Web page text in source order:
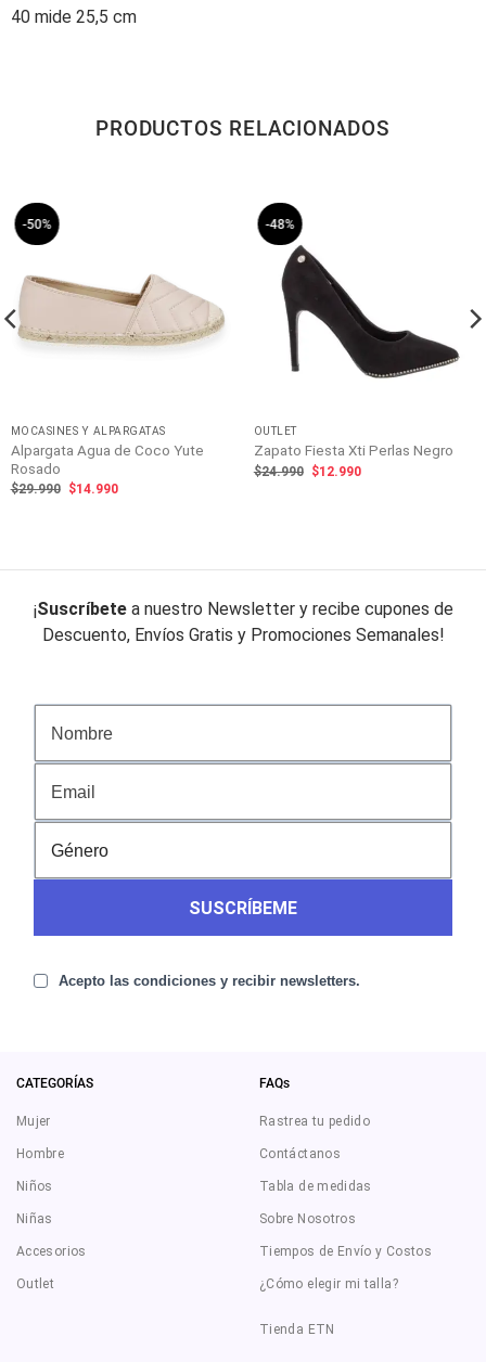
40 mide 25,5 cm
PRODUCTOS RELACIONADOS
-50%
MOCASINES Y ALPARGATAS
Alpargata Agua de Coco Yute
Rosado
$29.990
El
$14.990El
-48%
OUTLET
Zapato Fiesta Xti Perlas Negro
$24.990 El
$12.990El
¡Suscríbete a nuestro Newsletter y recibe cupones de
Descuento, Envíos Gratis y Promociones Semanales!
SUSCRÍBEME
Acepto las condiciones y recibir newsletters.
CATEGORÍAS
Mujer
Hombre
Niños
Niñas
Accesorios
Outlet
FAQs
Rastrea tu pedido
Contáctanos
Tabla de medidas
Sobre Nosotros
Tiempos de Envío y Costos
¿Cómo elegir mi talla?
Tienda ETN